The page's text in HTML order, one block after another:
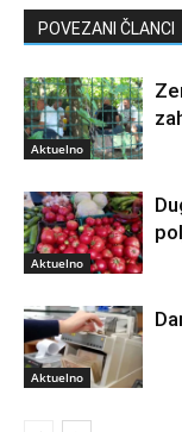
POVEZANI ČLANCI
Aktuelno
Aktuelno
Aktuelno